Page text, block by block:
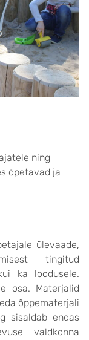
ning
õpetavad ja
ülevaade,
tingitud
ka loodusele.
osa. Materjalid
õppematerjali
sisaldab endas
valdkonna